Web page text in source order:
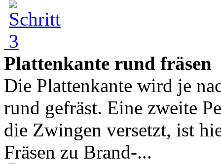
Plattenkante rund fräsen
Die Plattenkante wird je
rund gefräst. Eine zweite
die Zwingen versetzt, ist
Fräsen zu Brand-...